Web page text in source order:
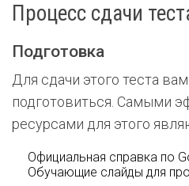
Процесс сдачи
Подготовка
Для сдачи этого теста
подготовиться. Самыми
ресурсами для этого
Официальная справка по
Обучающие слайды для